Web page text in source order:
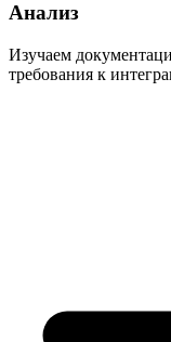
Анализ
Изучаем
требования к